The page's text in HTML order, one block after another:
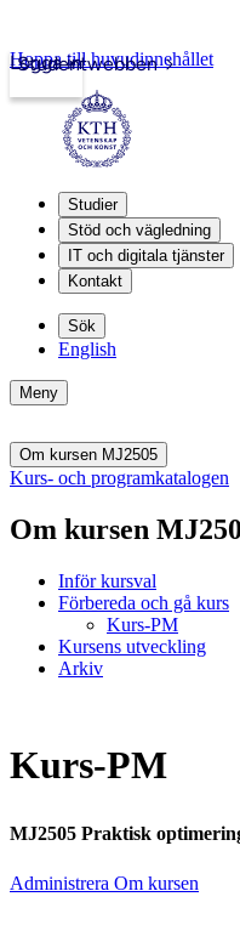
Studentwebben
Logga in
Hoppa till huvudinnehållet
Studier
Stöd och vägledning
IT och digitala tjänster
Kontakt
Sök
English
Meny
Om kursen MJ2505
Kurs- och programkatalogen
Om kursen
Inför kursval
Förbereda och gå kurs
Kurs-PM
Kursens utveckling
Arkiv
Kurs-PM
MJ2505 Praktisk
Administrera Om kursen